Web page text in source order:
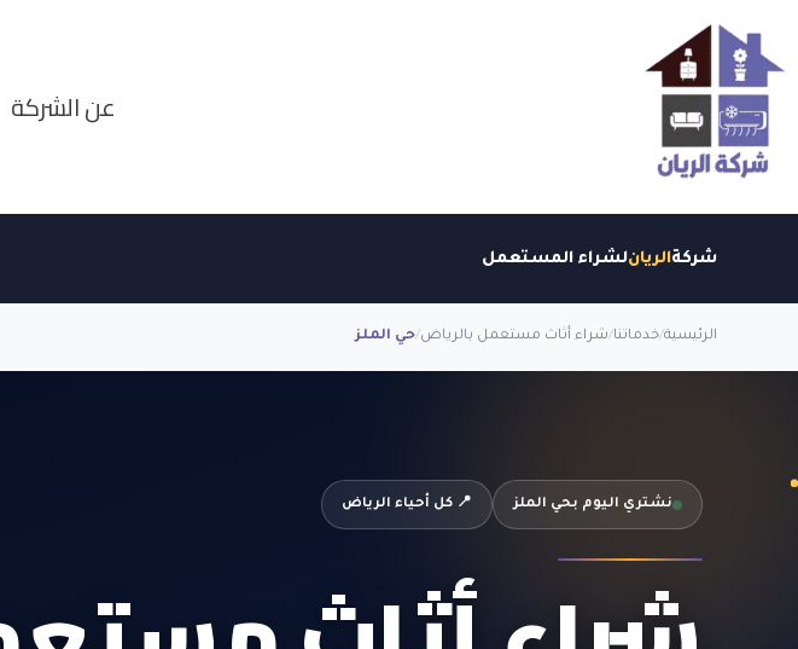
عن الشركة
شركةالريانلشراء المستعمل
الرئيسية/خدماتنا/شراء أثاث مستعمل بالرياض/حي الملز
نشتري اليوم بحي الملز 📍 كل أحياء الرياض